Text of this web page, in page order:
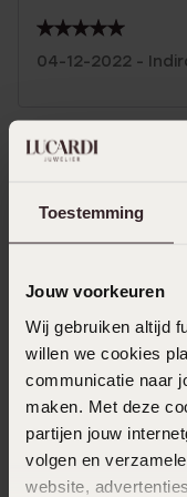
Toestemming
Jouw voorkeuren
Wij gebruiken altijd
willen we cookies
communicatie naar
maken. Met deze
partijen jouw
volgen en
website,
04-12-2022 -
Ook leuk